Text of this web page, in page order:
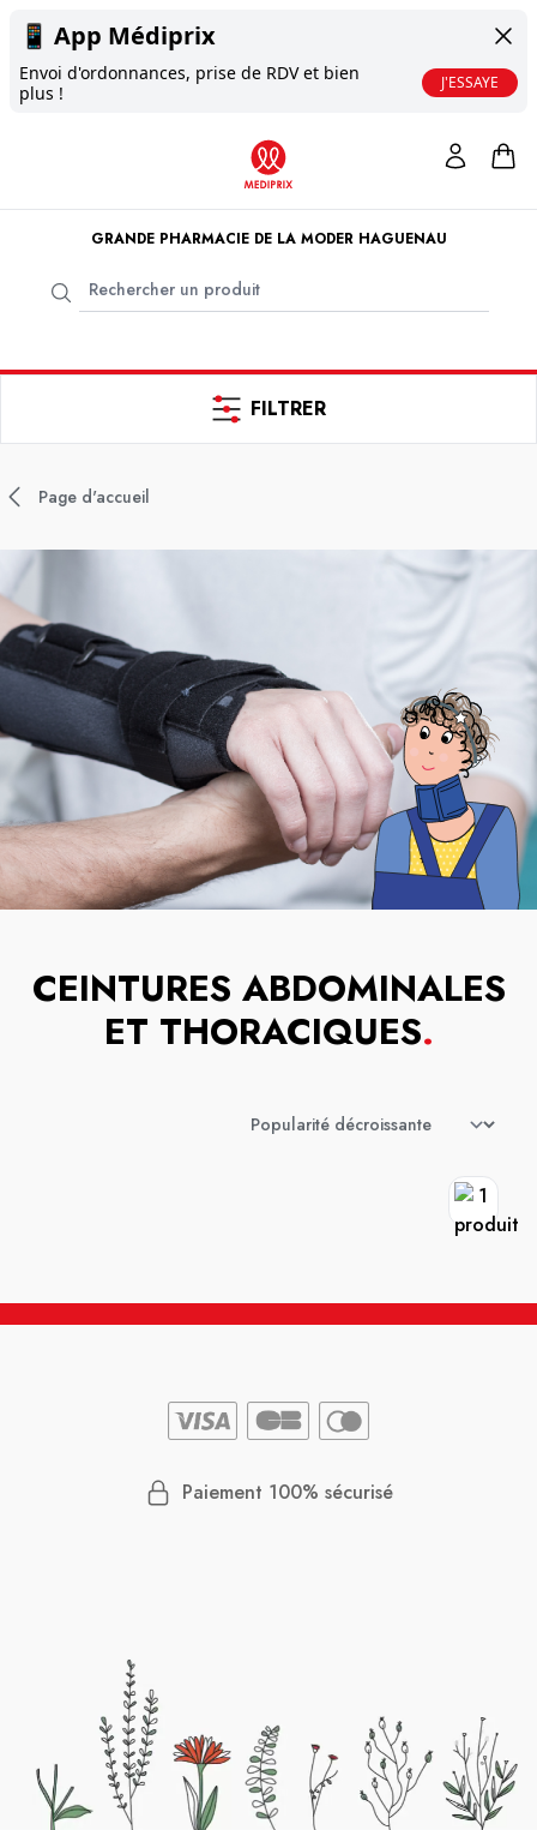
📱 App Médiprix
Envoi d'ordonnances, prise de RDV et bien
plus !
J'ESSAYE
GRANDE PHARMACIE DE LA MODER HAGUENAU
FILTRER
Page d'accueil
CEINTURES ABDOMINALES
ET THORACIQUES.
Paiement 100% sécurisé